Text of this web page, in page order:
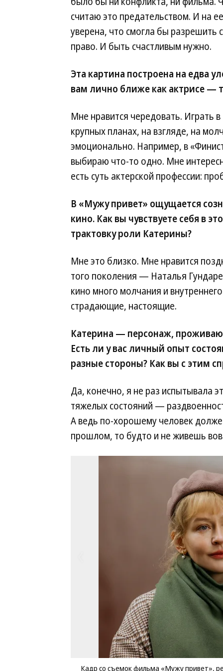
считаю это предательством. И на
уверена, что смогла бы разрешить
право. И быть счастливым нужно.
Эта картина построена на едва
вам лично ближе как актрисе —
Мне нравится чередовать. Играть
крупных планах, на взгляде, на
эмоционально. Например, в
выбираю что-то одно. Мне
есть суть актерской профессии:
В «Мужу привет» ощущается
кино. Как вы чувствуете себя в
трактовку роли Катерины?
Мне это близко. Мне нравится
того поколения — Наталья
кино много молчания и
страдающие, настоящие.
Катерина — персонаж,
Есть ли у вас личный опыт
разные стороны? Как вы с этим
Да, конечно, я не раз испытывала
тяжелых состояний —
А ведь по-хорошему человек
прошлом, то будто и не живешь
Кадр со съемок фильма «Мужу привет»,